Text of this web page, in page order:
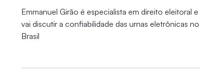
Emmanuel Girão é especialista em direito eleitoral e
vai discutir a confiabilidade das urnas eletrônicas no
Brasil